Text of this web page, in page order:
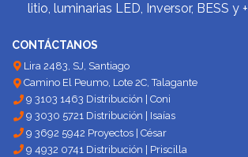
litio, luminarias LED, Inversor, BESS y +
CONTÁCTANOS
Lira 2483, SJ, Santiago
Camino El Peumo, Lote 2C, Talagante
9 3103 1463 Distribución | Coni
9 3030 5721 Distribución | Isaías
9 3692 5942 Proyectos | César
9 4932 0741 Distribución | Priscilla